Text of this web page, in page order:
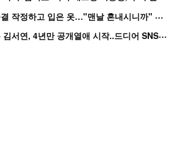
홍
진영, '임신설' 종결 작정하고 입은 옷…"맨날 혼내시니까" 억울
'
흑백' 김도윤♥배우 김서연, 4년만 공개열애 시작..드디어 SNS에 노출 [핫피...